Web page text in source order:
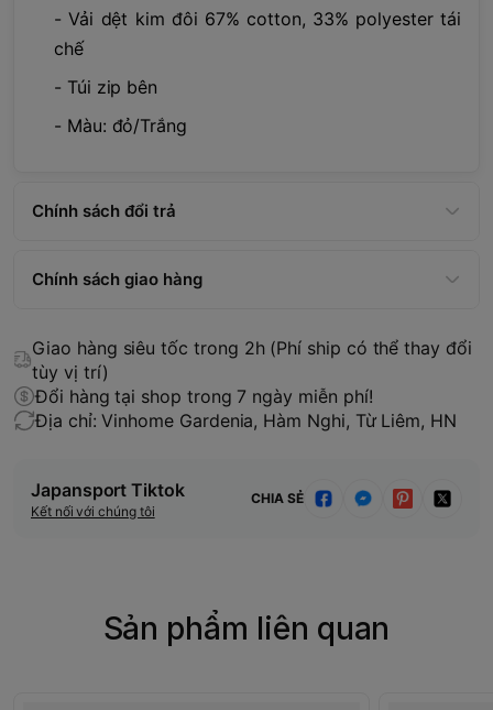
- Vải dệt kim đôi 67% cotton, 33% polyester tái
chế
- Túi zip bên
- Màu: đỏ/Trắng
Chính sách đổi trả
Chính sách giao hàng
Giao hàng siêu tốc trong 2h (Phí ship có thể thay đổi
tùy vị trí)
Đổi hàng tại shop trong 7 ngày miễn phí!
Địa chỉ: Vinhome Gardenia, Hàm Nghi, Từ Liêm, HN
Japansport Tiktok
Kết nối với chúng tôi
CHIA SẺ
Sản phẩm liên quan